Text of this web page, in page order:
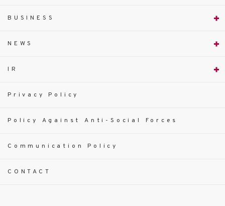
BUSINESS
NEWS
IR
Privacy Policy
Policy Against Anti-Social Forces
Communication Policy
CONTACT